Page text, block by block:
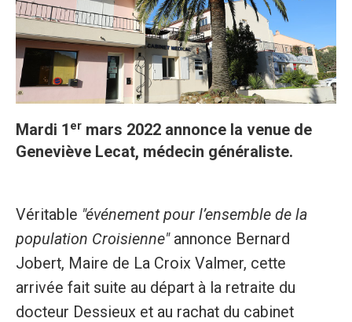
Mardi 1 ermars 2022 annonce la venue de
Geneviève Lecat, médecin généraliste.
Véritable "événement pour l’ensemble de la
population Croisienne" annonce Bernard
Jobert, Maire de La Croix Valmer, cette
arrivée fait suite au départ à la retraite du
docteur Dessieux et au rachat du cabinet